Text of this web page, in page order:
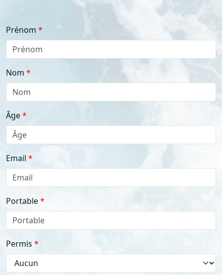
Prénom
Nom
Âge
Email
Portable
Permis